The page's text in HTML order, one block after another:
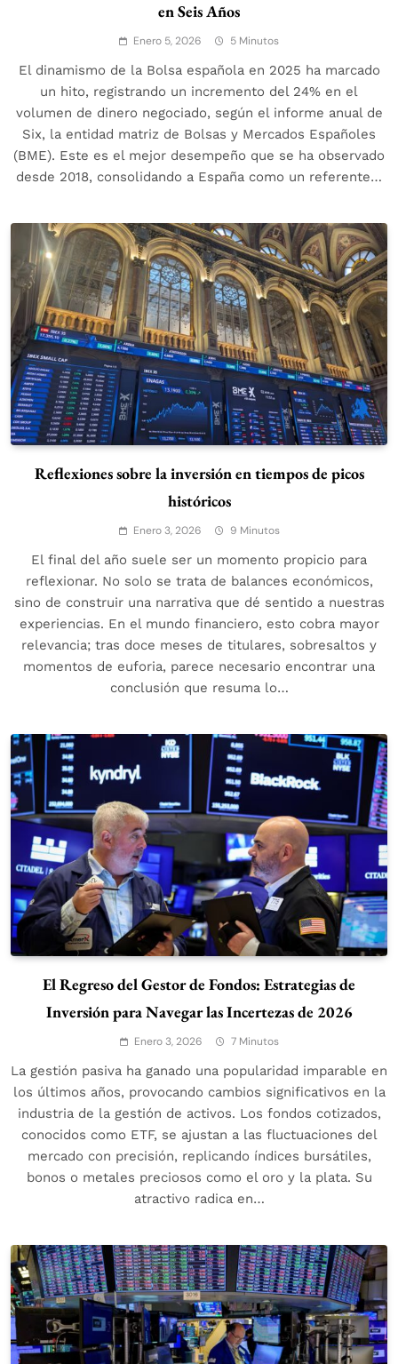
en Seis Años
Enero 5, 2026 5 Minutos
El dinamismo de la Bolsa española en 2025 ha marcado
un hito, registrando un incremento del 24% en el
volumen de dinero negociado, según el informe anual de
Six, la entidad matriz de Bolsas y Mercados Españoles
(BME). Este es el mejor desempeño que se ha observado
desde 2018, consolidando a España como un referente…
Reflexiones sobre la inversión en tiempos de picos
históricos
Enero 3, 2026 9 Minutos
El final del año suele ser un momento propicio para
reflexionar. No solo se trata de balances económicos,
sino de construir una narrativa que dé sentido a nuestras
experiencias. En el mundo financiero, esto cobra mayor
relevancia; tras doce meses de titulares, sobresaltos y
momentos de euforia, parece necesario encontrar una
conclusión que resuma lo…
El Regreso del Gestor de Fondos: Estrategias de
Inversión para Navegar las Incertezas de 2026
Enero 3, 2026 7 Minutos
La gestión pasiva ha ganado una popularidad imparable en
los últimos años, provocando cambios significativos en la
industria de la gestión de activos. Los fondos cotizados,
conocidos como ETF, se ajustan a las fluctuaciones del
mercado con precisión, replicando índices bursátiles,
bonos o metales preciosos como el oro y la plata. Su
atractivo radica en…